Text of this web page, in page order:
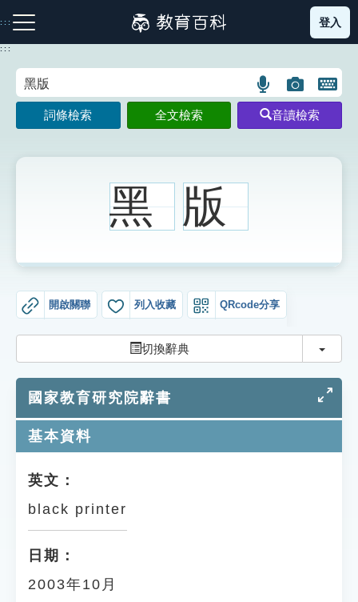
到
主
:::
注音索引圖示 筆畫索引圖示 部首索引表圖示
生字詞彙表
知識索引
單字索引
遊戲專區
教學應用
貓頭鷹博士
登入
:::
語
言
搜
圖
片
搜
開
鍵
圖
詞條檢索 全文檢索 音讀檢索
黑 版
開啟關聯 列入收藏 QRcode分享
切換辭典 切換
國家教育研究院辭書
基本資料
英文：
black printer
日期：
2003年10月